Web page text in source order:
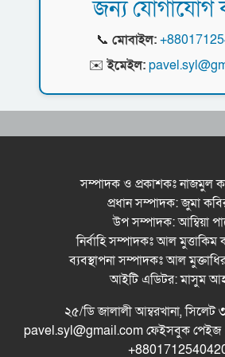
বাণিজ্যমন্ত্রী
নর্থ ইস্ট ইউনিভার্সিটিতে
প্রতিযোগিতার পুরষ্কার
সিকৃবি’তে জুলাই গণ-
রসময় মেমোরিয়াল উচ্চ
সমিতির মাসব্যাপী
মেট্রোপলিটন
কবিতা: যোগাযোগ ও
সিলেটের জোড়া ব্রিজের
বাদশা
‘জুলাই গণঅভ্যুত্থান স্মৃতি
প্রধানমন্ত্রী
জন্য
📞 মোবাইল:
✉️ইমেইল:
সম্পাদক ও প্রকাশকঃ নাজমুল
প্রধান সম্পাদক: জুমা
উপ সম্পাদক: আম্বিয়া
নির্বাহি সম্পাদকঃ আল
ব্যবস্থাপনা সম্পাদকঃ আল
আইটি এডিটর: মাসুম
২৫/ডি জালালী আম্বরখানা,
pavel.syl@gmail.com ফেইসবুক পেইজ